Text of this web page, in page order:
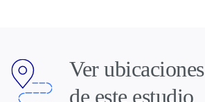
Ver ubicaciones
de este estudio